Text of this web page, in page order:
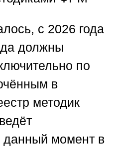
с 2026 года
должны
по
в
методик
данный момент в